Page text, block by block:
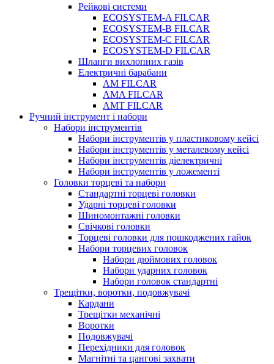
Рейкові системи
ECOSYSTEM-A FILCAR
ECOSYSTEM-B FILCAR
ECOSYSTEM-C FILCAR
ECOSYSTEM-D FILCAR
Шланги вихлопних газів
Електричні барабани
AM FILCAR
AMA FILCAR
AMT FILCAR
Ручний інструмент і набори
Набори інструментів
Набори інструментів у пластиковому кейсі
Набори інструментів у металевому кейсі
Набори інструментів діелектричні
Набори інструментів у ложементі
Головки торцеві та набори
Стандартні торцеві головки
Ударні торцеві головки
Шиномонтажні головки
Свічкові головки
Торцеві головки для пошкоджених гайок
Набори торцевих головок
Набори дюймових головок
Набори ударних головок
Набори головок стандартні
Трещітки, воротки, подовжувачі
Кардани
Трещітки механічні
Воротки
Подовжувачі
Перехідники для головок
Магнітні та цангові захвати